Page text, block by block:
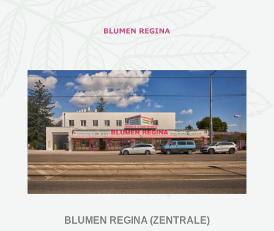
BLUMEN REGINA (ZENTRALE)